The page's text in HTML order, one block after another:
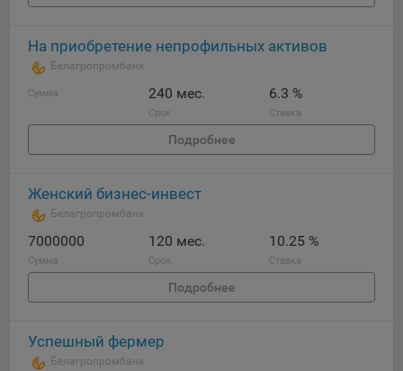
На приобретение непрофильных активов
Белагропромбанк
Сумма 240 мес.
Срок
6.3 %
Ставка
Подробнее
Женский бизнес-инвест
Белагропромбанк
7000000
Сумма
120 мес.
Срок
10.25 %
Ставка
Подробнее
Успешный фермер
Белагропромбанк